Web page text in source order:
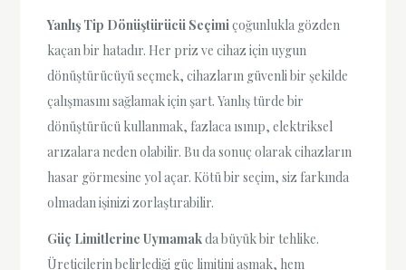
Yanlış Tip Dönüştürücü Seçimiçoğunlukla gözden
kaçan bir hatadır. Her priz ve cihaz için uygun
dönüştürücüyü seçmek, cihazların güvenli bir şekilde
çalışmasını sağlamak için şart. Yanlış türde bir
dönüştürücü kullanmak, fazlaca ısınıp, elektriksel
arızalara neden olabilir. Bu da sonuç olarak cihazların
hasar görmesine yol açar. Kötü bir seçim, siz farkında
olmadan işinizi zorlaştırabilir.
Güç Limitlerine Uymamakda büyük bir tehlike.
Üreticilerin belirlediği güç limitini aşmak, hem